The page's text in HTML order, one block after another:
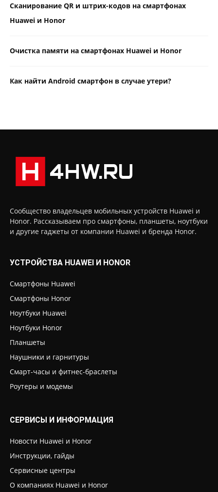
Сканирование QR и штрих-кодов на смартфонах
Huawei и Honor
Очистка памяти на смартфонах Huawei и Honor
Как найти Android смартфон в случае утери?
Сообщество владельцев мобильных устройств Huawei и
Honor. Рассказываем про смартфоны, планшеты, ноутбуки
и другие гаджеты от компании Huawei и бренда Honor.
УСТРОЙСТВА HUAWEI И HONOR
Смартфоны Huawei
Смартфоны Honor
Ноутбуки Huawei
Ноутбуки Honor
Планшеты
Наушники и гарнитуры
Смарт-часы и фитнес-браслеты
Роутеры и модемы
СЕРВИСЫ И ИНФОРМАЦИЯ
Новости Huawei и Honor
Инструкции, гайды
Сервисные центры
О компаниях Huawei и Honor